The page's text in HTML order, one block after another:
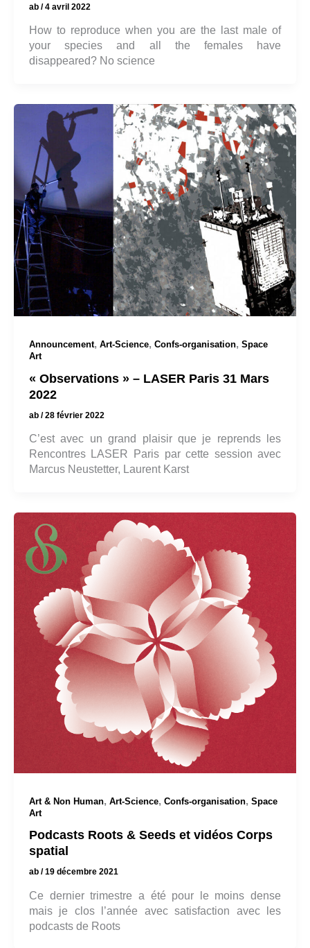
ab /4 avril 2022
How to reproduce when you are the last male of
your species and all the females have
disappeared? No science
Announcement, Art-Science, Confs-organisation, Space
Art
« Observations » – LASER Paris 31 Mars
2022
ab /28 février 2022
C’est avec un grand plaisir que je reprends les
Rencontres LASER Paris par cette session avec
Marcus Neustetter, Laurent Karst
Art & Non Human, Art-Science, Confs-organisation, Space
Art
Podcasts Roots & Seeds et vidéos Corps
spatial
ab /19 décembre 2021
Ce dernier trimestre a été pour le moins dense
mais je clos l’année avec satisfaction avec les
podcasts de Roots